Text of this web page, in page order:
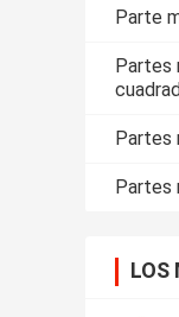
Parte
Partes
Partes
Partes
LOS